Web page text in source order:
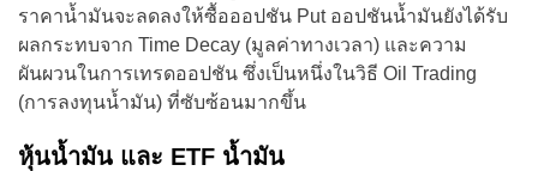
ราคาน้ำมันจะลดลงให้ซื้อออปชัน Put ออปชันน้ำมันยังได้รับ
ผลกระทบจาก Time Decay (มูลค่าทางเวลา) และความ
ผันผวนในการเทรดออปชัน ซึ่งเป็นหนึ่งในวิธี Oil Trading
(การลงทุนน้ำมัน) ที่ซับซ้อนมากขึ้น
หุ้นน้ำมัน และ ETF น้ำมัน